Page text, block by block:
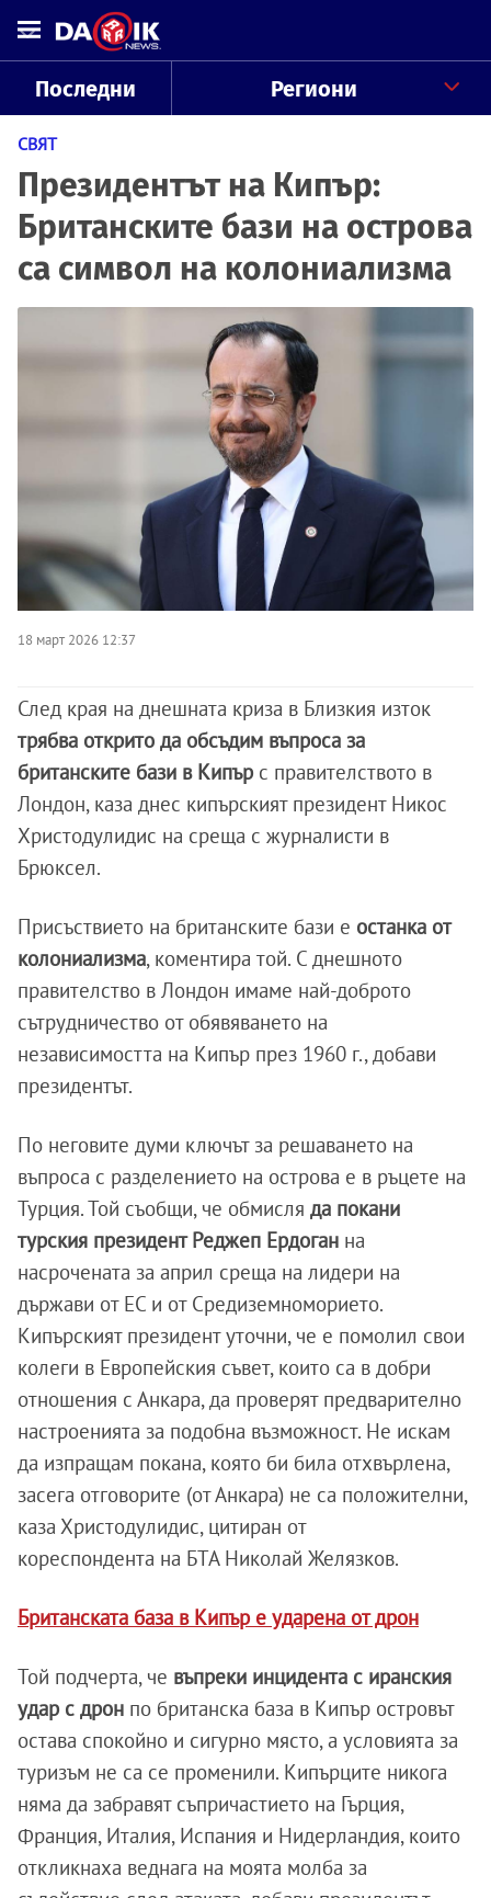
Последни Региони
СВЯТ
Президентът на Кипър:
Британските бази на острова
са символ на колониализма
18 март 2026 12:37
След края на днешната криза в Близкия изток
трябва открито да обсъдим въпроса за
британските бази в Кипър с правителството в
Лондон, каза днес кипърският президент Никос
Христодулидис на среща с журналисти в
Брюксел.
Присъствието на британските бази е останка от
колониализма, коментира той. С днешното
правителство в Лондон имаме най-доброто
сътрудничество от обявяването на
независимостта на Кипър през 1960 г., добави
президентът.
По неговите думи ключът за решаването на
въпроса с разделението на острова е в ръцете на
Турция. Той съобщи, че обмисля да покани
турския президент Реджеп Ердоган на
насрочената за април среща на лидери на
държави от ЕС и от Средиземноморието.
Кипърският президент уточни, че е помолил свои
колеги в Европейския съвет, които са в добри
отношения с Анкара, да проверят предварително
настроенията за подобна възможност. Не искам
да изпращам покана, която би била отхвърлена,
засега отговорите (от Анкара) не са положителни,
каза Христодулидис, цитиран от
кореспондента на БТА Николай Желязков.
Британската база в Кипър е ударена от дрон
Той подчерта, че въпреки инцидента с иранския
удар с дрон по британска база в Кипър островът
остава спокойно и сигурно място, а условията за
туризъм не са се променили. Кипърците никога
няма да забравят съпричастието на Гърция,
Франция, Италия, Испания и Нидерландия, които
откликнаха веднага на моята молба за